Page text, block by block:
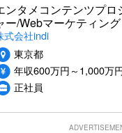
ンタメコンテンツプロ
ー/Webマーケティン
式会社indi
東京都
年収600万円～1,000万
正社員